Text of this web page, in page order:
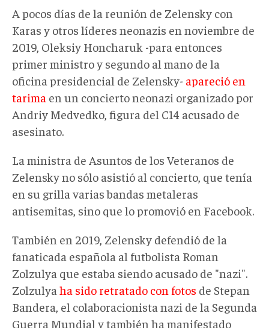
A pocos días de la reunión de Zelensky con
Karas y otros líderes neonazis en noviembre de
2019, Oleksiy Honcharuk -para entonces
primer ministro y segundo al mano de la
oficina presidencial de Zelensky- apareció en
tarima en un concierto neonazi organizado por
Andriy Medvedko, figura del C14 acusado de
asesinato.
La ministra de Asuntos de los Veteranos de
Zelensky no sólo asistió al concierto, que tenía
en su grilla varias bandas metaleras
antisemitas, sino que lo promovió en Facebook.
También en 2019, Zelensky defendió de la
fanaticada española al futbolista Roman
Zolzulya que estaba siendo acusado de "nazi".
Zolzulya ha sido retratado con fotos de Stepan
Bandera, el colaboracionista nazi de la Segunda
Guerra Mundial y también ha manifestado